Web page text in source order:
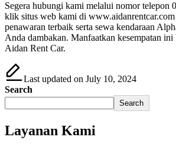
Segera hubungi kami melalui nomor telepon
klik situs web kami di
penawaran terbaik serta sewa kendaraan
Anda dambakan. Manfaatkan kesempatan ini
Aidan Rent Car.
Last updated on July 10, 2024
Search
Search
Layanan Kami